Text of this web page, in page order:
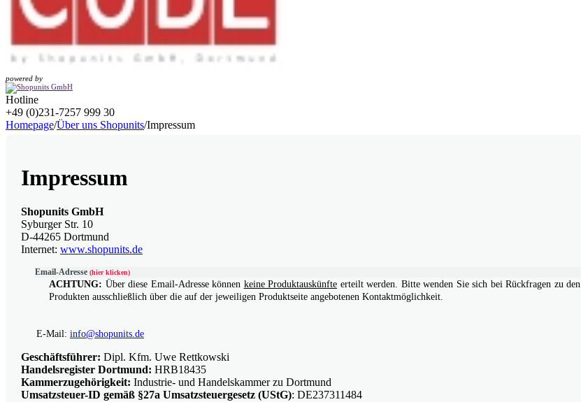
powered by
Hotline
+49 (0)231-7257 999 30
Homepage/Über uns Shopunits/Impressum
Impressum
Shopunits GmbH
Syburger Str. 10
D-44265 Dortmund
Internet: www.shopunits.de
Email-Adresse (hier klicken)
ACHTUNG: Über diese Email-Adresse können keine Produktauskünfte erteilt werden. Bitte wenden Sie sich bei Rückfragen zu den
Produkten ausschließlich über die auf der jeweiligen Produktseite angebotenen Kontaktmöglichkeit.
E-Mail: info@shopunits.de
Geschäftsführer: Dipl. Kfm. Uwe Rettkowski
Handelsregister Dortmund: HRB18435
Kammerzugehörigkeit: Industrie- und Handelskammer zu Dortmund
Umsatzsteuer-ID gemäß §27a Umsatzsteuergesetz (UStG): DE237311484